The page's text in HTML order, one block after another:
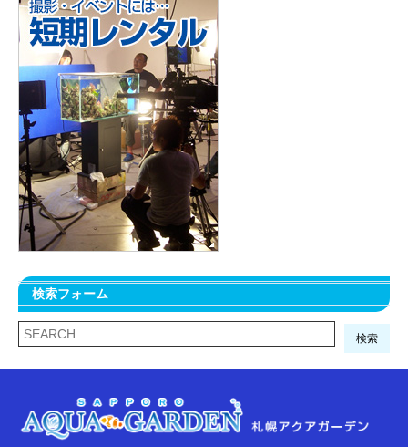
検索フォーム
検索